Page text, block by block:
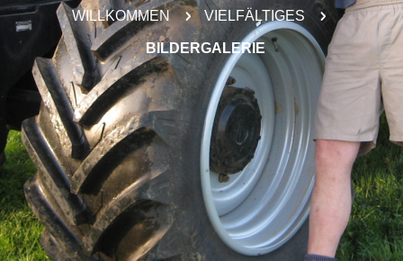
WILLKOMMEN 5 VIELFÄLTIGES 5
BILDERGALERIE